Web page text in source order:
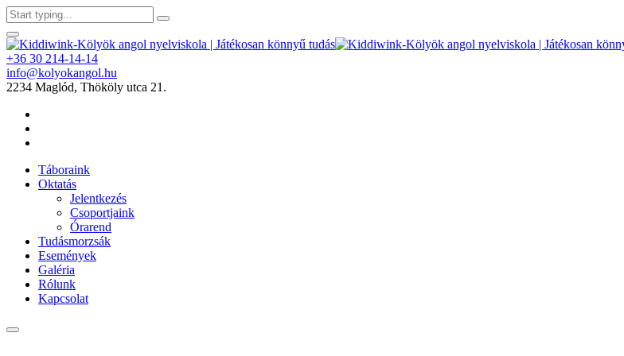
+36 30 214-14-14
info@kolyokangol.hu
2234 Maglód, Thököly utca 21.
Táboraink
Oktatás
Jelentkezés
Csoportjaink
Órarend
Tudásmorzsák
Események
Galéria
Rólunk
Kapcsolat